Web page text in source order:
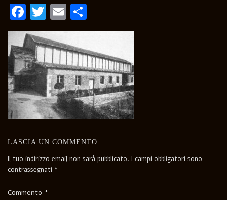
Facebook
Twitter
Email
LASCIA UN COMMENTO
Il tuo indirizzo email non sarà pubblicato. I campi obbligatori sono
contrassegnati *
Commento *